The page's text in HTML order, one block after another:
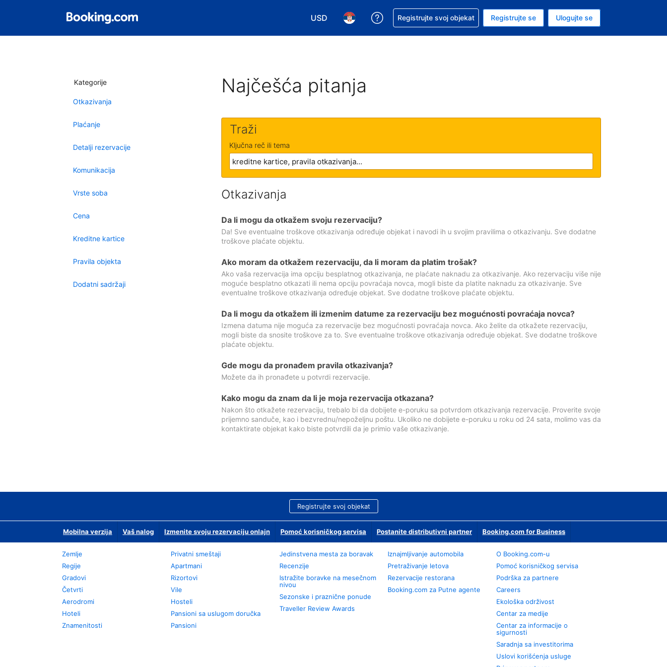
USD
Izaberite valutu. Vaša trenutna valuta je američki dolar
Izaberite jezik. Vaš trenutni jezik je Srpskom
Zatražite pomoć u vezi sa rezervacijom
Registrujte svoj objekat Registrujte se Ulogujte se
Kategorije
Otkazivanja
Plaćanje
Detalji rezervacije
Komunikacija
Vrste soba
Cena
Kreditne kartice
Pravila objekta
Dodatni sadržaji
Najčešća pitanja
Traži
Ključna reč ili tema
Otkazivanja
Da li mogu da otkažem svoju rezervaciju?
Da! Sve eventualne troškove otkazivanja određuje objekat i navodi ih u svojim pravilima o otkazivanju. Sve dodatne
troškove plaćate objektu.
Ako moram da otkažem rezervaciju, da li moram da platim trošak?
Ako vaša rezervacija ima opciju besplatnog otkazivanja, ne plaćate naknadu za otkazivanje. Ako rezervaciju više nije
moguće besplatno otkazati ili nema opciju povraćaja novca, mogli biste da platite naknadu za otkazivanje. Sve
eventualne troškove otkazivanja određuje objekat. Sve dodatne troškove plaćate objektu.
Da li mogu da otkažem ili izmenim datume za rezervaciju bez mogućnosti povraćaja novca?
Izmena datuma nije moguća za rezervacije bez mogućnosti povraćaja novca. Ako želite da otkažete rezervaciju,
mogli biste da snosite troškove za to. Sve eventualne troškove otkazivanja određuje objekat. Sve dodatne troškove
plaćate objektu.
Gde mogu da pronađem pravila otkazivanja?
Možete da ih pronađete u potvrdi rezervacije.
Kako mogu da znam da li je moja rezervacija otkazana?
Nakon što otkažete rezervaciju, trebalo bi da dobijete e-poruku sa potvrdom otkazivanja rezervacije. Proverite svoje
prijemno sanduče, kao i bezvrednu/nepoželjnu poštu. Ukoliko ne dobijete e-poruku u roku od 24 sata, molimo vas da
kontaktirate objekat kako biste potvrdili da je primio vaše otkazivanje.
Registrujte svoj objekat
Mobilna verzija Vaš nalog Izmenite svoju rezervaciju onlajn Pomoć korisničkog servisa Postanite distributivni partner Booking.com for Business
Zemlje
Regije
Gradovi
Četvrti
Aerodromi
Hoteli
Znamenitosti
Privatni smeštaji
Apartmani
Rizortovi
Vile
Hosteli
Pansioni sa uslugom doručka
Pansioni
Jedinstvena mesta za boravak
Recenzije
Istražite boravke na mesečnom
nivou
Sezonske i praznične ponude
Traveller Review Awards
Iznajmljivanje automobila
Pretraživanje letova
Rezervacije restorana
Booking.com za Putne agente
О Booking.com-u
Pomoć korisničkog servisa
Podrška za partnere
Careers
Ekološka održivost
Centar za medije
Centar za informacije o
sigurnosti
Saradnja sa investitorima
Uslovi korišćenja usluge